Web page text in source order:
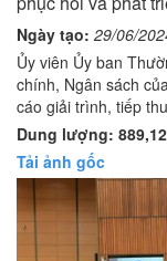
Ngày tạo: 29/06/
Ủy viên Ủy ban
chính, Ngân sách
cáo giải trình, tiếp
Dung lượng:
Tải ảnh gốc